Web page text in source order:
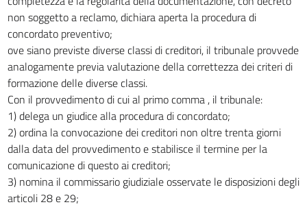
non soggetto a reclamo, dichiara aperta la procedura di
concordato preventivo;
ove siano previste diverse classi di creditori, il tribunale provvede
analogamente previa valutazione della correttezza dei criteri di
formazione delle diverse classi.
Con il provvedimento di cui al primo comma , il tribunale:
1) delega un giudice alla procedura di concordato;
2) ordina la convocazione dei creditori non oltre trenta giorni
dalla data del provvedimento e stabilisce il termine per la
comunicazione di questo ai creditori;
3) nomina il commissario giudiziale osservate le disposizioni degli
articoli 28 e 29;